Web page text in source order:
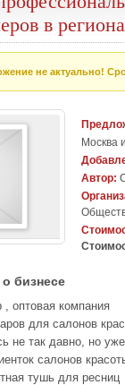
в
не актуально!
Москва
Автор:
бизнесе
оптовая компания
для салонов
не так давно, но уже
салонов
тушь для ресниц